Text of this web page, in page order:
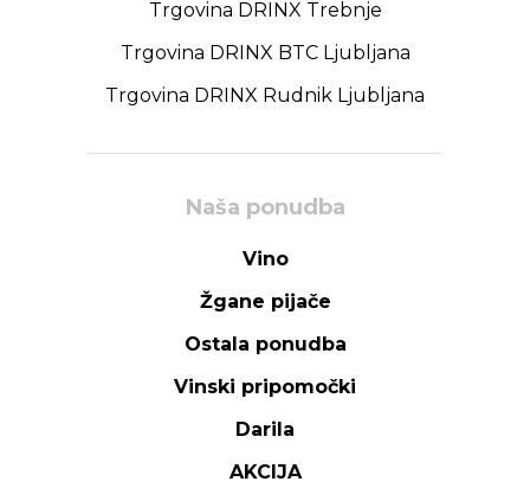
Trgovina DRINX Trebnje
Trgovina DRINX BTC Ljubljana
Trgovina DRINX Rudnik Ljubljana
Naša ponudba
Vino
Žgane pijače
Ostala ponudba
Vinski pripomočki
Darila
AKCIJA